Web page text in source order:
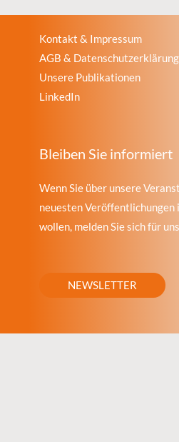
Kontakt & Impressum
AGB & Datenschutzerklärung
Unsere Publikationen
LinkedIn
Bleiben Sie informiert
Wenn Sie über unsere
neuesten
wollen, melden Sie sich für
NEWSLETTER